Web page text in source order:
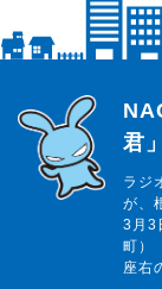
らじっ
君」
ラジ
が、
3月3
町）
座右